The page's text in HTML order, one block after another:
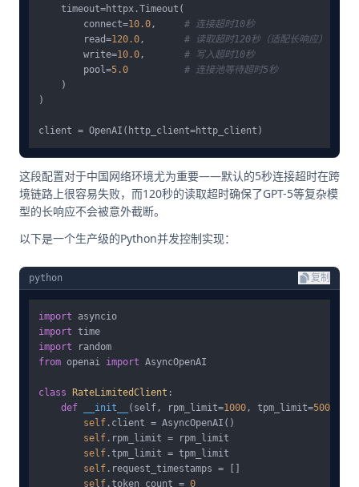
    timeout=httpx.Timeout(
        connect=
10.0, # 连接超时10秒
        read=
120.0, # 读取超时120秒（适配长响应）
        write=
10.0, # 写入超时10秒
        pool=
5.0
# 连接池等待超时5秒
    )
)
这段配置对于中国网络环境尤为重要——默认的5秒连接超时在跨
境链路上很容易失败，而120秒的读取超时确保了GPT-5等复杂模
型的长响应不会被意外截断。
以下是一个生产级的Python并发控制实现：
python 复制
import
import
import
from openai import AsyncOpenAI
class RateLimitedClient :
def
__init__ ( self, rpm_limit=1000, tpm_limit=500000
self .client = AsyncOpenAI()
self .rpm_limit = rpm_limit
self .tpm_limit = tpm_limit
self .request_timestamps = []
self .token_count = 0